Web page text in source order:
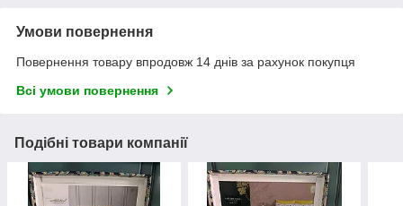
Умови повернення
Повернення товару впродовж 14 днів за рахунок покупця
Всі умови повернення
Подібні товари компанії